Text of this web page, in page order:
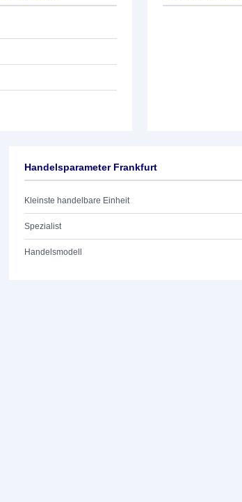
Handelsparameter Frankfurt
Kleinste handelbare Einheit
Spezialist
Handelsmodell